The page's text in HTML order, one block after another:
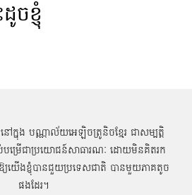
ចខ្ញុំ
ក្នុង បណ្ណាល័យអេឡិចត្រូនិចខ្មែរ ជាសម្បតិ្ត
ប់បម្រើជាប្រយោជន៍សាធារណៈ ដោយមិនគិតរក
យើងខ្ញុំបានជួយប្រទេសជាតិ បានមួយភាគតូច
ផងដែរ។